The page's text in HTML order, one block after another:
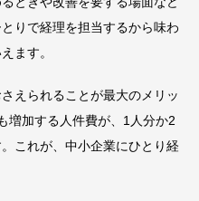
りで経理を担当するから味わ
ます。
えられることが最大のメリッ
増加する人件費が、1人分か2
これが、中小企業にひとり経